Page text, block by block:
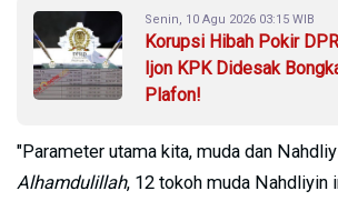
Senin, 10 Agu 2026 03:15 WIB
Korupsi Hibah Pokir
Ijon KPK Didesak
Plafon!
"Parameter utama kita, muda dan
Alhamdulillah, 12 tokoh muda Nahdliyin